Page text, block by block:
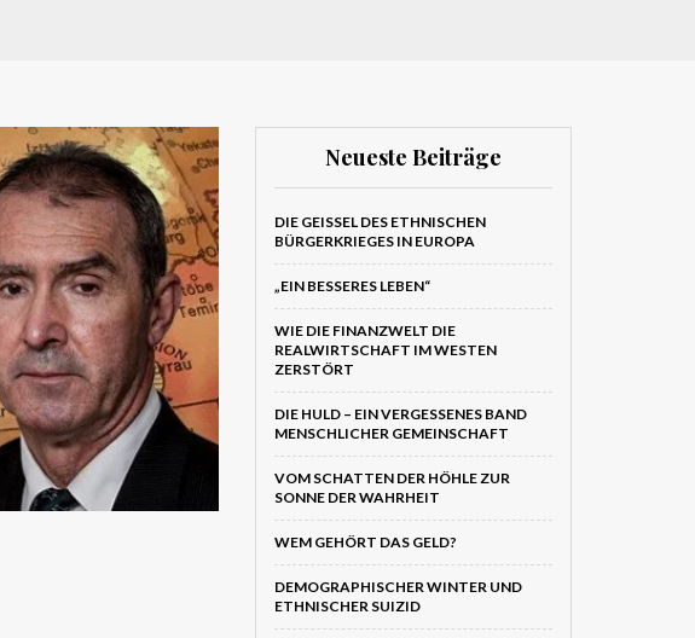
Neueste Beiträge
DIE GEISSEL DES ETHNISCHEN B
ÜRGERKRIEGES IN EUROPA
„EIN BESSERES LEBEN“
WIE DIE FINANZWELT DIE
REALWIRTSCHAFT IM WESTEN
ZERSTÖRT
DIE HULD – EIN VERGESSENES BAND
MENSCHLICHER GEMEINSCHAFT
VOM SCHATTEN DER HÖHLE ZUR
SONNE DER WAHRHEIT
WEM GEHÖRT DAS GELD?
DEMOGRAPHISCHER WINTER UND
ETHNISCHER SUIZID